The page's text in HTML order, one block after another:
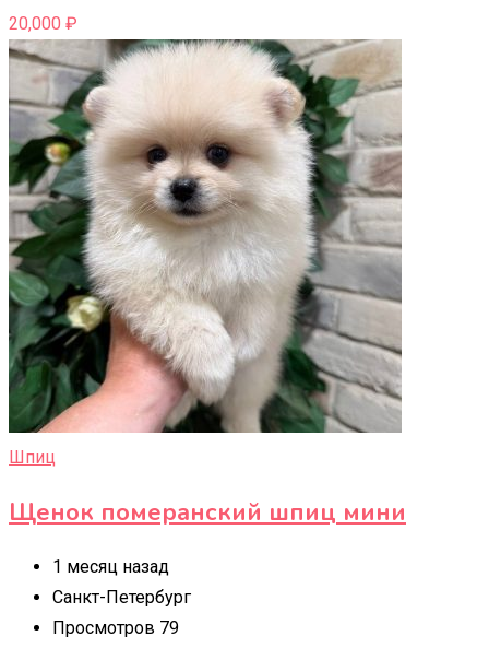
20,000 ₽
Шпиц
Щенок померанский шпиц мини
1 месяц назад
Санкт-Петербург
Просмотров 79